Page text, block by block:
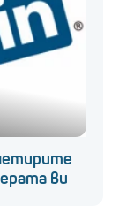
ви